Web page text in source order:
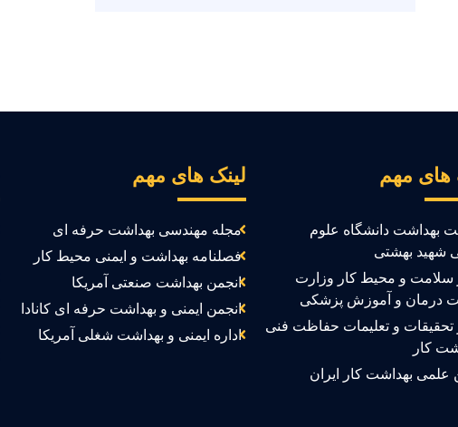
های مهم
بهداشت دانشگاه علوم
شهید بهشتی
سلامت و محیط کار وزارت
درمان و آموزش پزشکی
تحقیقات و تعلیمات حفاظت فنی
کار
علمی بهداشت کار ایران
لینک های مهم
مجله مهندسی بهداشت حرفه ای
فصلنامه بهداشت و ایمنی محیط کار
انجمن بهداشت صنعتی آمریکا
انجمن ایمنی و بهداشت حرفه ای کانادا
اداره ایمنی و بهداشت شغلی آمریکا